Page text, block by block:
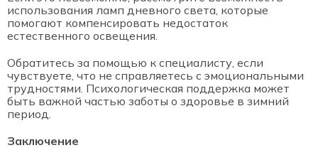
использования ламп дневного света, которые
помогают компенсировать недостаток
естественного освещения.
Обратитесь за помощью к специалисту, если
чувствуете, что не справляетесь с эмоциональными
трудностями. Психологическая поддержка может
быть важной частью заботы о здоровье в зимний
период.
Заключение